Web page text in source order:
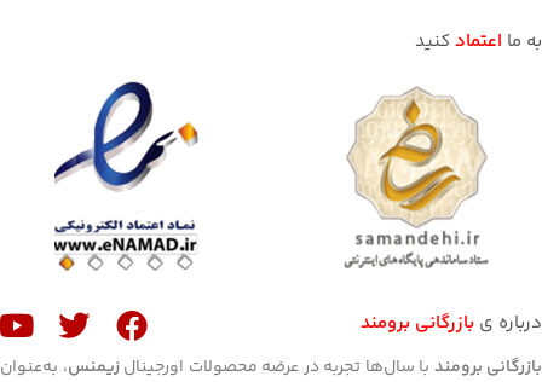
درباره ی بازرگانی برومند
بازرگانی برومند با سال‌ها تجربه در عرضه محصولات اورجینال زیمنس، به‌عنوان
به ما اعتماد کنید